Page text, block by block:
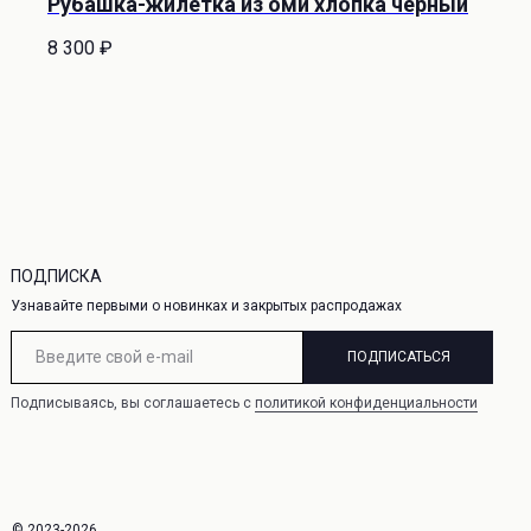
8 300 ₽
ПОДПИСАТЬСЯ
оферта
Подписываясь, вы соглашаетесь с политикой конфиденциальности
ПОДПИСКА
Узнавайте первыми о новинках и закрытых распродажах